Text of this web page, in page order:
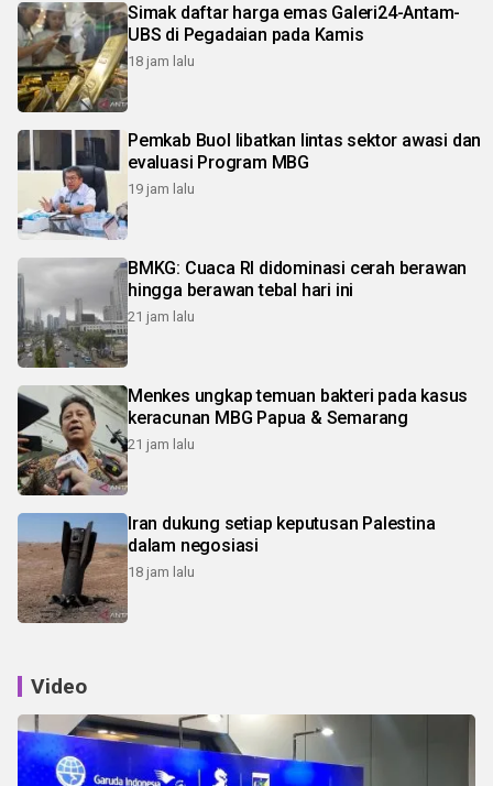
Simak daftar harga emas Galeri24-Antam-
UBS di Pegadaian pada Kamis
18 jam lalu
Pemkab Buol libatkan lintas sektor awasi dan
evaluasi Program MBG
19 jam lalu
BMKG: Cuaca RI didominasi cerah berawan
hingga berawan tebal hari ini
21 jam lalu
Menkes ungkap temuan bakteri pada kasus
keracunan MBG Papua & Semarang
21 jam lalu
Iran dukung setiap keputusan Palestina
dalam negosiasi
18 jam lalu
Video